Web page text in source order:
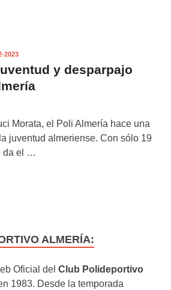
2023
y desparpajo
Morata, el Poli Almería hace una
juventud almeriense. Con sólo 19
da el …
ALMERÍA:
Oficial del Club Polideportivo
1983. Desde la temporada